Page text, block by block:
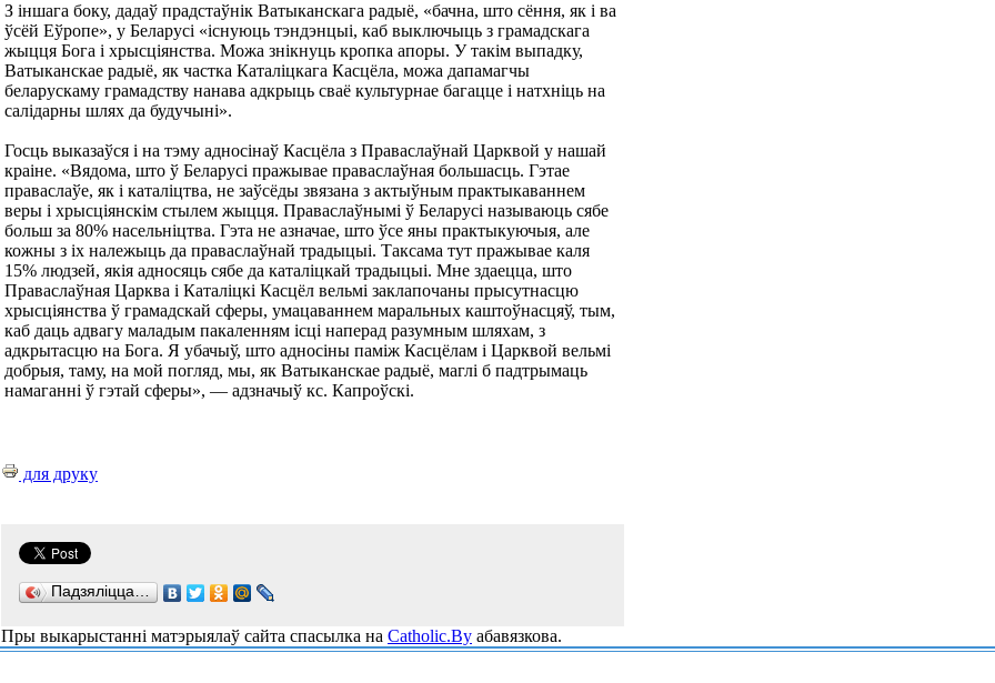
З іншага боку, дадаў прадстаўнік Ватыканскага радыё, «бачна, што сёння, як і ва
ўсёй Еўропе», у Беларусі «існуюць тэндэнцыі, каб выключыць з грамадскага
жыцця Бога і хрысціянства. Можа знікнуць кропка апоры. У такім выпадку,
Ватыканскае радыё, як частка Каталіцкага Касцёла, можа дапамагчы
беларускаму грамадству нанава адкрыць сваё культурнае багацце і натхніць на
салідарны шлях да будучыні».
Госць выказаўся і на тэму адносінаў Касцёла з Праваслаўнай Царквой у нашай
краіне. «Вядома, што ў Беларусі пражывае праваслаўная большасць. Гэтае
праваслаўе, як і каталіцтва, не заўсёды звязана з актыўным практыкаваннем
веры і хрысціянскім стылем жыцця. Праваслаўнымі ў Беларусі называюць сябе
больш за 80% насельніцтва. Гэта не азначае, што ўсе яны практыкуючыя, але
кожны з іх належыць да праваслаўнай традыцыі. Таксама тут пражывае каля
15% людзей, якія адносяць сябе да каталіцкай традыцыі. Мне здаецца, што
Праваслаўная Царква і Каталіцкі Касцёл вельмі заклапочаны прысутнасцю
хрысціянства ў грамадскай сферы, умацаваннем маральных каштоўнасцяў, тым,
каб даць адвагу маладым пакаленням ісці наперад разумным шляхам, з
адкрытасцю на Бога. Я убачыў, што адносіны паміж Касцёлам і Царквой вельмі
добрыя, таму, на мой погляд, мы, як Ватыканскае радыё, маглі б падтрымаць
намаганні ў гэтай сферы», — адзначыў кс. Капроўскі.
для друку
Падзяліцца…
Пры выкарыстанні матэрыялаў сайта спасылка на Catholic.By абавязкова.